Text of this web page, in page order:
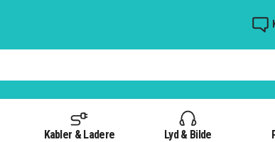
Kabler & Ladere Lyd & Bilde